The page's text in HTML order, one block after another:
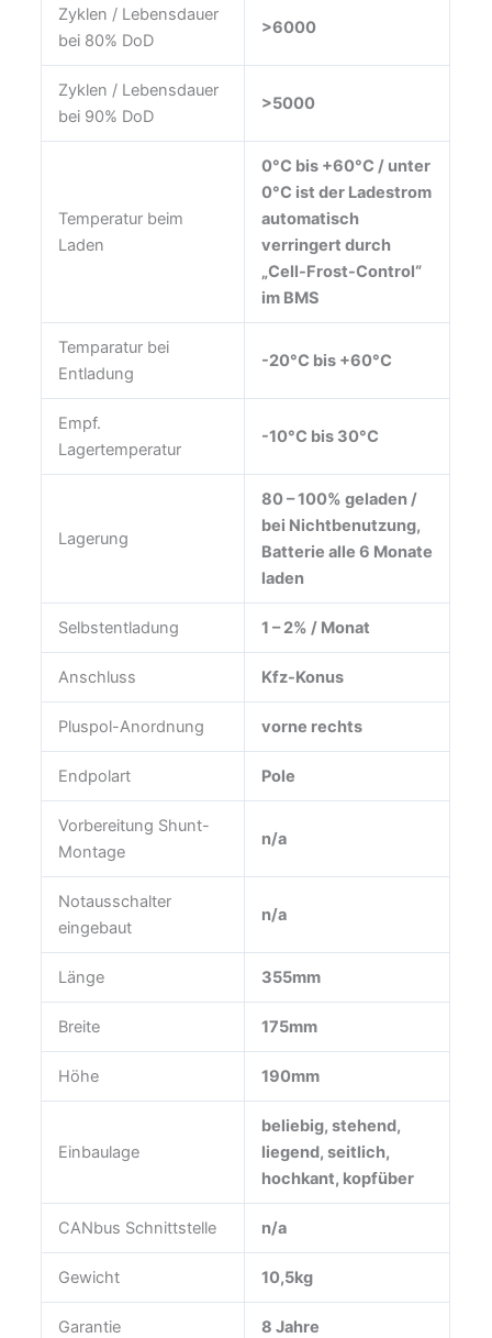
Zyklen / Lebensdauer
bei 80% DoD
>6000
Zyklen / Lebensdauer
bei 90% DoD
>5000
Temperatur beim
Laden
0°C bis +60°C / unter
0°C ist der Ladestrom
automatisch
verringert durch
„Cell-Frost-Control“
im BMS
Temparatur bei
Entladung
-20°C bis +60°C
Empf.
Lagertemperatur
-10°C bis 30°C
Lagerung
80 – 100% geladen /
bei Nichtbenutzung,
Batterie alle 6 Monate
laden
Selbstentladung 1 – 2% / Monat
Anschluss Kfz-Konus
Pluspol-Anordnung vorne rechts
Endpolart Pole
Vorbereitung Shunt-
Montage
n/a
Notausschalter
eingebaut
n/a
Länge 355mm
Breite 175mm
Höhe 190mm
Einbaulage
beliebig, stehend,
liegend, seitlich,
hochkant, kopfüber
CANbus Schnittstelle n/a
Gewicht 10,5kg
Garantie 8 Jahre